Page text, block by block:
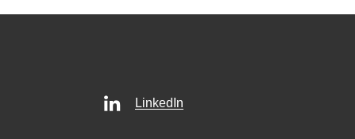
LinkedIn